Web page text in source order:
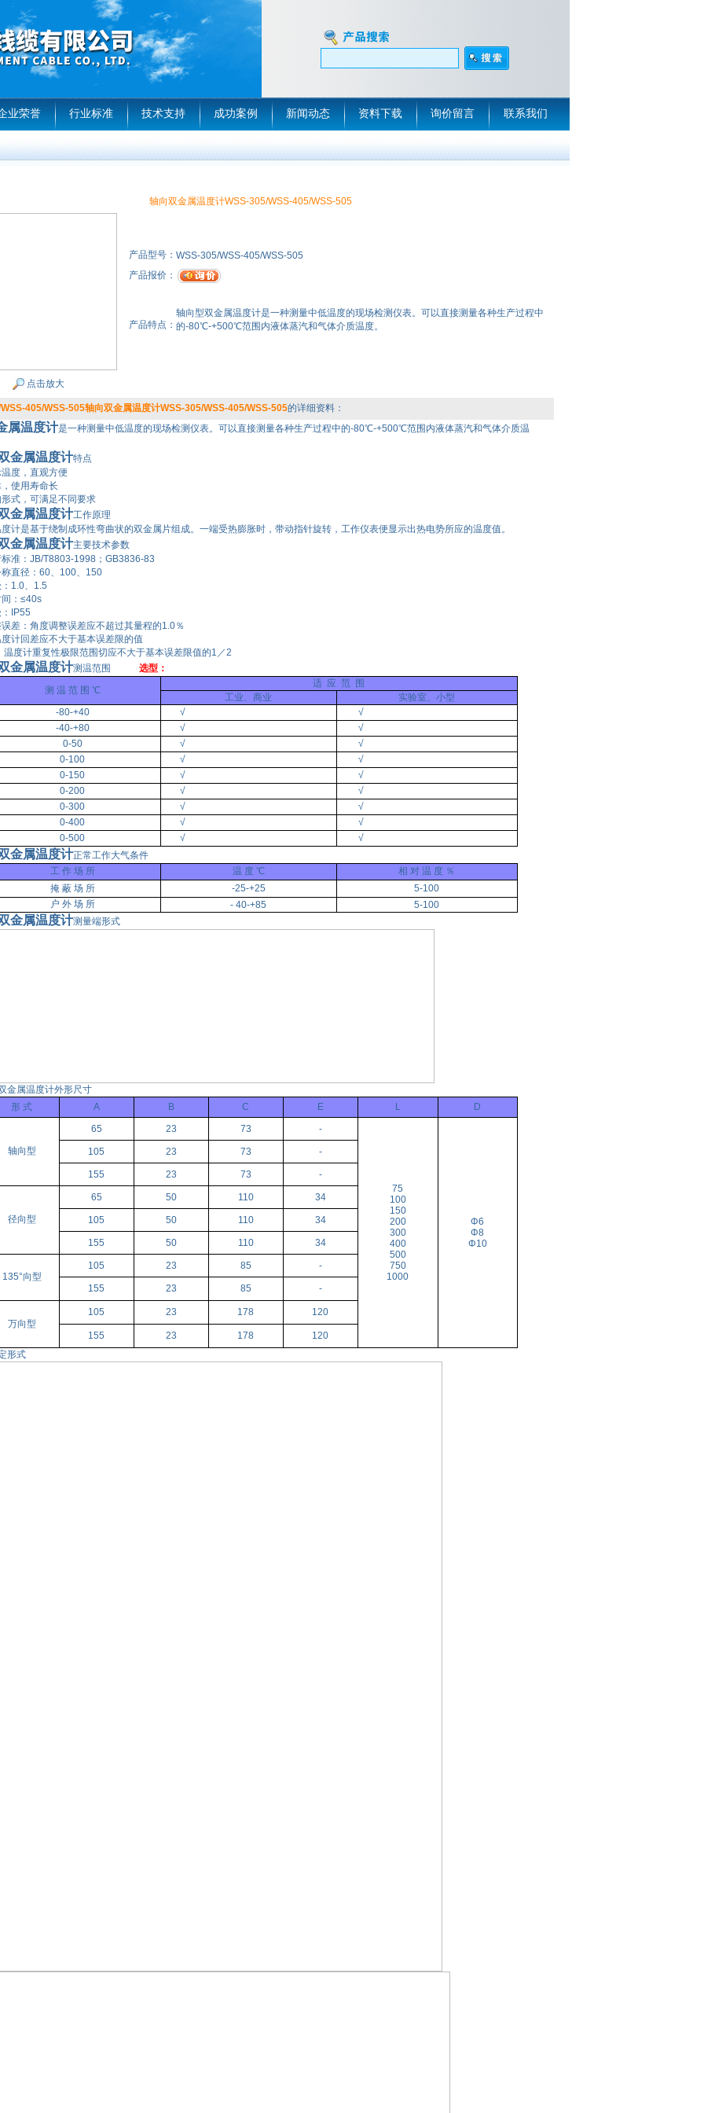
业荣誉 行业标准 技术支持 成功案例 新闻动态 资料下载 询价留言 联系我们
轴向双金属温度计WSS-305/WSS-405/WSS-505
点击放大
产品型号： WSS-305/WSS-405/WSS-505
产品报价：
产品特点：
轴向型双金属温度计是一种测量中低温度的现场检测仪表。可以直接测量各种生产过程中
的-80℃-+500℃范围内液体蒸汽和气体介质温度。
405/WSS-505轴向双金属温度计WSS-305/WSS-405/WSS-505的详细资料：
属温度计是一种测量中低温度的现场检测仪表。可以直接测量各种生产过程中的-80℃-+500℃范围内液体蒸汽和气体介质温
金属温度计特点
度，直观方便
使用寿命长
式，可满足不同要求
金属温度计工作原理
计是基于绕制成环性弯曲状的双金属片组成。一端受热膨胀时，带动指针旋转，工作仪表便显示出热电势所应的温度值。
金属温度计主要技术参数
准：JB/T8803-1998；GB3836-83
直径：60、100、150
1.0、1.5
：≤40s
IP55
差：角度调整误差应不超过其量程的1.0％
计回差应不大于基本误差限的值
度计重复性极限范围切应不大于基本误差限值的1／2
金属温度计测温范围
选型：
测 温 范 围 ℃
适 应 范 围
工业、商业
实验室、小型
-80-+40
√
√
-40-+80
√
√
0-50
√
√
0-100
√
√
0-150
√
√
0-200
√
√
0-300
√
√
0-400
√
√
0-500
√
√
金属温度计正常工作大气条件
工 作 场 所
温 度 ℃
相 对 温 度 ％
掩 蔽 场 所
-25-+25
5-100
户 外 场 所
- 40-+85
5-100
金属温度计测量端形式
金属温度计外形尺寸
形 式
A B C E L D
轴向型
65 23 73 -
75
100
150
200
300
400
500
750
1000
Φ6
Φ8
Φ10
105 23 73 -
155 23 73 -
径向型
65 50 110 34
105 50 110 34
155 50 110 34
135°向型
105 23 85 -
155 23 85 -
万向型
105 23 178 120
155 23 178
120
形式